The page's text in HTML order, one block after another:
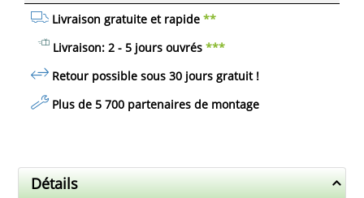
Livraison gratuite et rapide **
Livraison: 2 - 5 jours ouvrés ***
Retour possible sous 30 jours gratuit!
Plus de 5 700 partenaires de montage
Détails